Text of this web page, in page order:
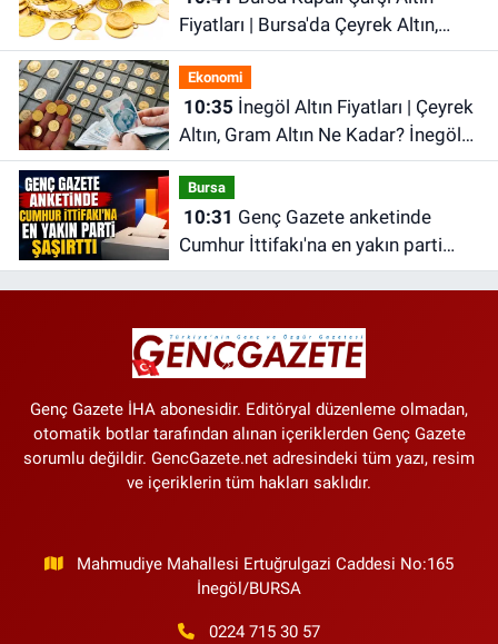
Fiyatları | Bursa'da Çeyrek Altın,
Gram Altın, Tam Altın Ne Kadar? En
Güncel Altın Fiyatları
Ekonomi
10:35
Altın, Gram Altın Ne Kadar? İnegöl
Kapalı Çarşı'da Altın Ne Kadar?
Bursa
10:31
Cumhur İttifakı'na en yakın parti
şaşırttı
Genç Gazete İHA abonesidir. Editöryal düzenleme olmadan,
otomatik botlar tarafından alınan içeriklerden Genç Gazete
sorumlu değildir. GencGazete.net adresindeki tüm yazı, resim
ve içeriklerin tüm hakları saklıdır.
Mahmudiye Mahallesi Ertuğrulgazi Caddesi No:165
İnegöl/BURSA
0224 715 30 57